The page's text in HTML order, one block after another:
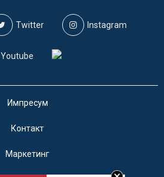
Twitter Instagram
Youtube
Импресум
Контакт
Маркетинг